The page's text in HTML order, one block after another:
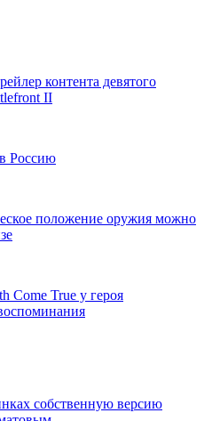
контента девятого
II
Россию
положение оружия можно
Come True у героя
собственную версию